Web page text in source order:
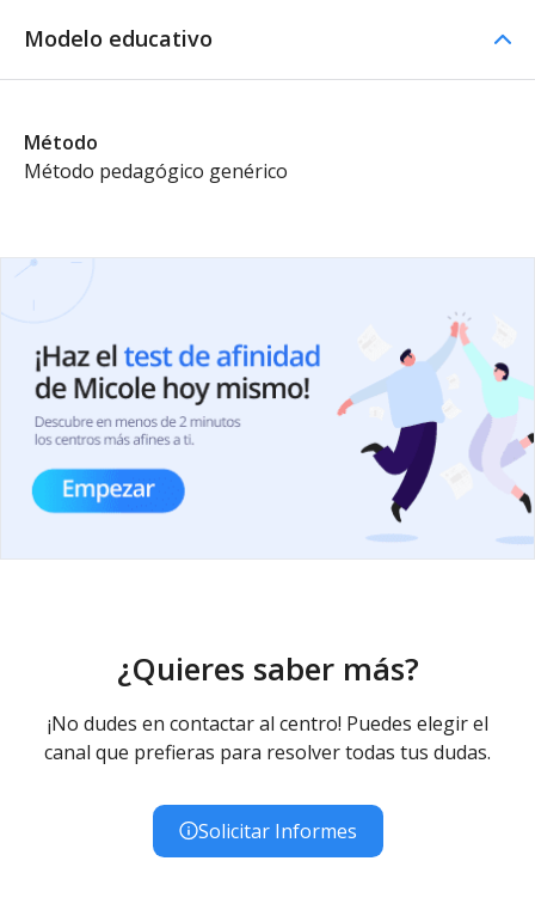
Modelo educativo
Método
Método pedagógico genérico
¿Quieres saber más?
¡No dudes en contactar al centro! Puedes elegir el
canal que prefieras para resolver todas tus dudas.
Solicitar Informes